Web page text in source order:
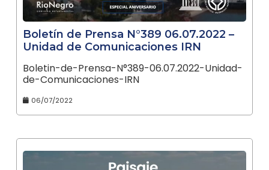
Boletín de Prensa N°389 06.07.2022 –
Unidad de Comunicaciones IRN
Boletin-de-Prensa-N°389-06.07.2022-Unidad-
de-Comunicaciones-IRN
06/07/2022